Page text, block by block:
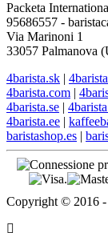
Packeta
95686557 -
Via Marinoni 1
33057 Palmanova
4barista.sk |
4barista.com |
4barista.se |
4barista.ee |
baristashop.es |
Copyright © 2016 -